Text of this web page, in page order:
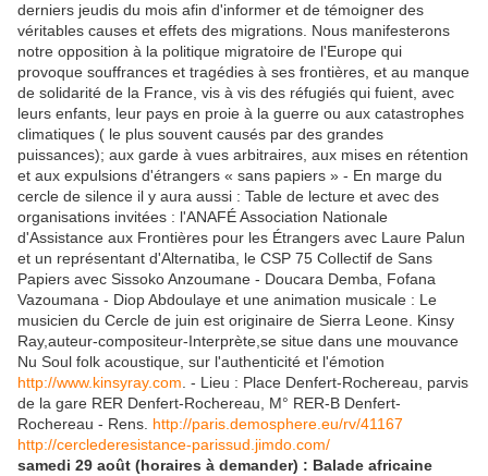
derniers jeudis du mois afin d'informer et de témoigner des
véritables causes et effets des migrations. Nous manifesterons
notre opposition à la politique migratoire de l'Europe qui
provoque souffrances et tragédies à ses frontières, et au manque
de solidarité de la France, vis à vis des réfugiés qui fuient, avec
leurs enfants, leur pays en proie à la guerre ou aux catastrophes
climatiques ( le plus souvent causés par des grandes
puissances); aux garde à vues arbitraires, aux mises en rétention
et aux expulsions d'étrangers « sans papiers » - En marge du
cercle de silence il y aura aussi : Table de lecture et avec des
organisations invitées : l'ANAFÉ Association Nationale
d'Assistance aux Frontières pour les Étrangers avec Laure Palun
et un représentant d'Alternatiba, le CSP 75 Collectif de Sans
Papiers avec Sissoko Anzoumane - Doucara Demba, Fofana
Vazoumana - Diop Abdoulaye et une animation musicale : Le
musicien du Cercle de juin est originaire de Sierra Leone. Kinsy
Ray,auteur-compositeur-Interprète,se situe dans une mouvance
Nu Soul folk acoustique, sur l'authenticité et l'émotion
http://www.kinsyray.com . - Lieu : Place Denfert-Rochereau, parvis
de la gare RER Denfert-Rochereau, M° RER-B Denfert-
Rochereau - Rens. http://paris.demosphere.eu/rv/41167
http://cerclederesistance-parissud.jimdo.com/
samedi 29 août (horaires à demander) : Balade africaine